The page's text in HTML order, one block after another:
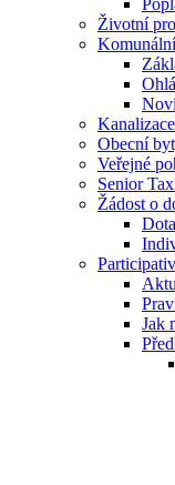
Životní
Kanalizace
Obecní
Veřejné
Senior
Žádost o
Jak